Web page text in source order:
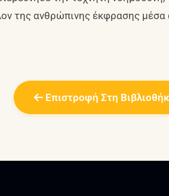
της ανθρώπινης έκφρασης μέσα
Επιστροφή Στη